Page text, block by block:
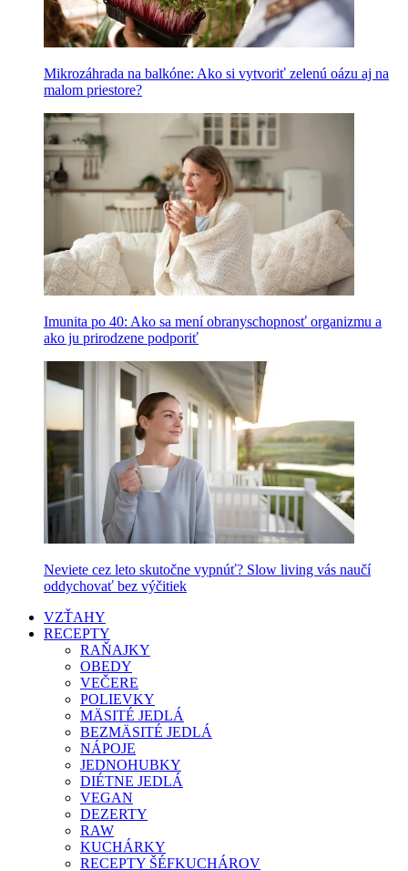
Mikrozáhrada na balkóne: Ako si vytvoriť zelenú oázu aj na
malom priestore?
Imunita po 40: Ako sa mení obranyschopnosť organizmu a
ako ju prirodzene podporiť
Neviete cez leto skutočne vypnúť? Slow living vás naučí
oddychovať bez výčitiek
VZŤAHY
RECEPTY
RAŇAJKY
OBEDY
VEČERE
POLIEVKY
MÄSITÉ JEDLÁ
BEZMÄSITÉ JEDLÁ
NÁPOJE
JEDNOHUBKY
DIÉTNE JEDLÁ
VEGAN
DEZERTY
RAW
KUCHÁRKY
RECEPTY ŠÉFKUCHÁROV